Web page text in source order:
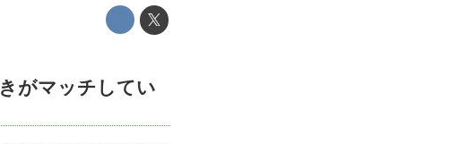
がマッチしてい